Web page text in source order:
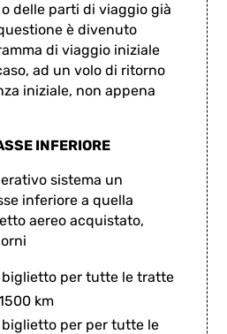
delle parti di viaggio già
è divenuto
di viaggio iniziale
ad un volo di ritorno
iniziale, non appena
INFERIORE
sistema un
inferiore a quella
aereo acquistato,
biglietto per tutte le tratte
km
biglietto per per tutte le